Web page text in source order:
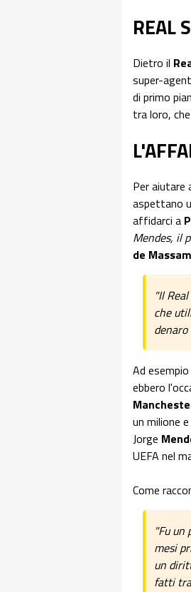
REAL
Dietro il
super-
di primo
tra loro,
Per aiutare
aspettano
affidarci a
Mendes, il
de
"Il
che
Ad
ebbero
un milione
Jorge
UEFA nel
Come
"Fu un
mesi
un
fatti